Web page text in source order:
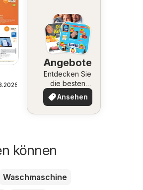
Angebote
Entdecken Sie
die besten
Angebote
Ansehen
können
Waschmaschine